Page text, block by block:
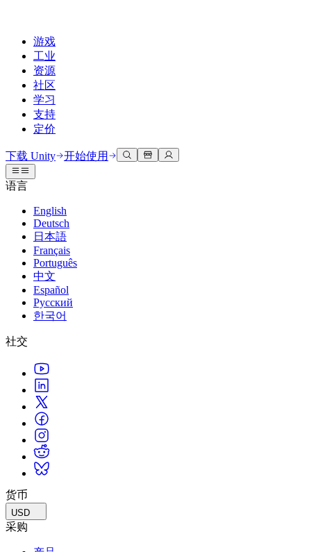
游戏
工业
资源
社区
学习
支持
定价
开发
Unity 引擎
为任何平台构建2D和3D游戏
协作
与团队协作并快速迭代
下载 Unity
计划和定价
部署
探索 Unity 支持的超过 25 个平台
常态化运营
游戏上线后的数据洞察与常态化运营
Grow
用户获取
被发现并获取移动用户
管理跨门店和D2C渠道的IAP（应用内购买）
商业化
使用案例
3D协作
实时构建和审查3D项目
沉浸式培训
在沉浸式环境中培训
客户体验
创建互动3D体验
行业
实现运营卓越
零售
将店内体验转化为在线体验
汽车
提升创新能力和车内体验
查看所有行业
技术库
文档
官方用户手册和API参考
开发者工具
发布版本和问题跟踪器
路线图
查看即将推出的功能
技术术语库
案例分析
真实成功案例
最佳实践指南
专家提示和技巧
演示
演示、示例和构建模块
所有资源
新增功能
社区中心
讨论
讨论、解决问题和连接
事件
全球和本地活动
社区故事
Made with Unity
展示Unity创作者
直播活动
Unity奖项
庆祝全球的Unity创作者
适合每个级别
Unity Learn
免费掌握Unity技能
专业培训
通过Unity培训师提升您的团队
Unity新手
准备开始
开始您的学习
你是Unity 新手？开始您的旅程
使用指南
可操作的技巧和最佳实践
教育
对于学生
开启您的职业生涯
增强您的教学
教育资助许可证
支持选项
获取帮助
帮助您在Unity中取得成功
成功计划
通过专家支持更快实现目标
常见问题解答
常见问题解答
联系我们
下载 Unity 开始使用
语言
English
Deutsch
日本語
Français
Português
中文
Español
Русский
한국어
社交
货币
USD
采购